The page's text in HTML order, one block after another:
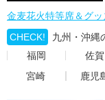
金麦花火特等席＆グ
CHECK!
九州・沖縄
福岡
佐賀
宮崎
鹿児